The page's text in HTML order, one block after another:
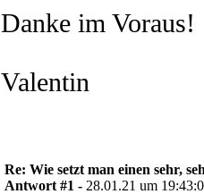
Danke im Voraus!
Valentin
Re: Wie setzt man einen sehr,
Antwort #1 - 28.01.21 um